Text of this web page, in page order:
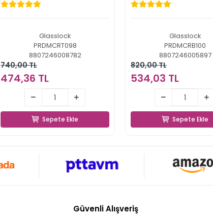
Glasslock
PRDMCRT098
8807246008782
740,00 TL
474,36 TL
474,36 TL
Sepete Ekle
Sepete Ekle
Glasslock
PRDMCRB100
8807246005897
820,00 TL
534,03 TL
534,03 TL
Sepete Ekle
Sepete Ekle
Güvenli Alışveriş